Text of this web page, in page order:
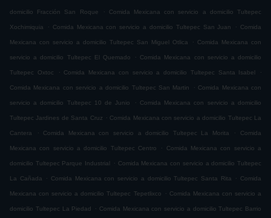
domicilio Fracción San Roque . Comida Mexicana con servicio a domicilio Tultepec
Xochimiquia . Comida Mexicana con servicio a domicilio Tultepec San Juan . Comida
Mexicana con servicio a domicilio Tultepec San Miguel Otlica . Comida Mexicana con
servicio a domicilio Tultepec El Quemado . Comida Mexicana con servicio a domicilio
Tultepec Oxtoc . Comida Mexicana con servicio a domicilio Tultepec Santa Isabel .
Comida Mexicana con servicio a domicilio Tultepec San Martin . Comida Mexicana con
servicio a domicilio Tultepec 10 de Junio . Comida Mexicana con servicio a domicilio
Tultepec Jardines de Santa Cruz . Comida Mexicana con servicio a domicilio Tultepec La
Cantera . Comida Mexicana con servicio a domicilio Tultepec La Morita . Comida
Mexicana con servicio a domicilio Tultepec Centro . Comida Mexicana con servicio a
domicilio Tultepec Parque Industrial . Comida Mexicana con servicio a domicilio Tultepec
La Cañada . Comida Mexicana con servicio a domicilio Tultepec Santa Rita . Comida
Mexicana con servicio a domicilio Tultepec Tepetlixco . Comida Mexicana con servicio a
domicilio Tultepec La Piedad . Comida Mexicana con servicio a domicilio Tultepec Barrio